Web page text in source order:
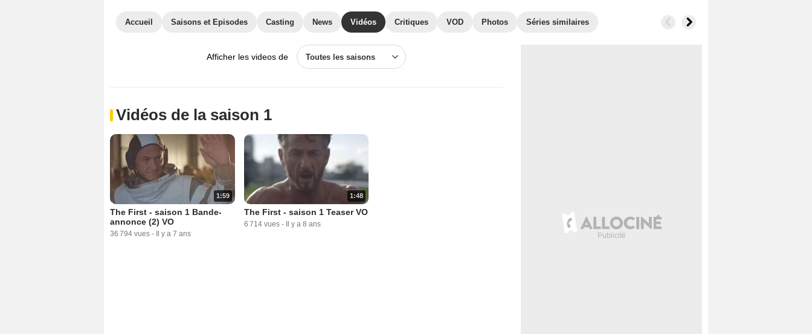
Accueil Saisons et Episodes Casting News Vidéos Critiques VOD Photos Séries similaires
Afficher les videos de Toutes les saisons
Vidéos de la saison 1
1:59
The First - saison 1 Bande-
annonce (2) VO
36 794 vues - Il y a 7 ans
1:48
The First - saison 1 Teaser VO
6 714 vues - Il y a 8 ans